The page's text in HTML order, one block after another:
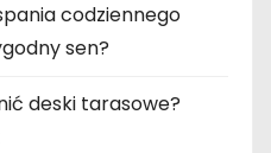
codziennego
sen?
deski tarasowe?